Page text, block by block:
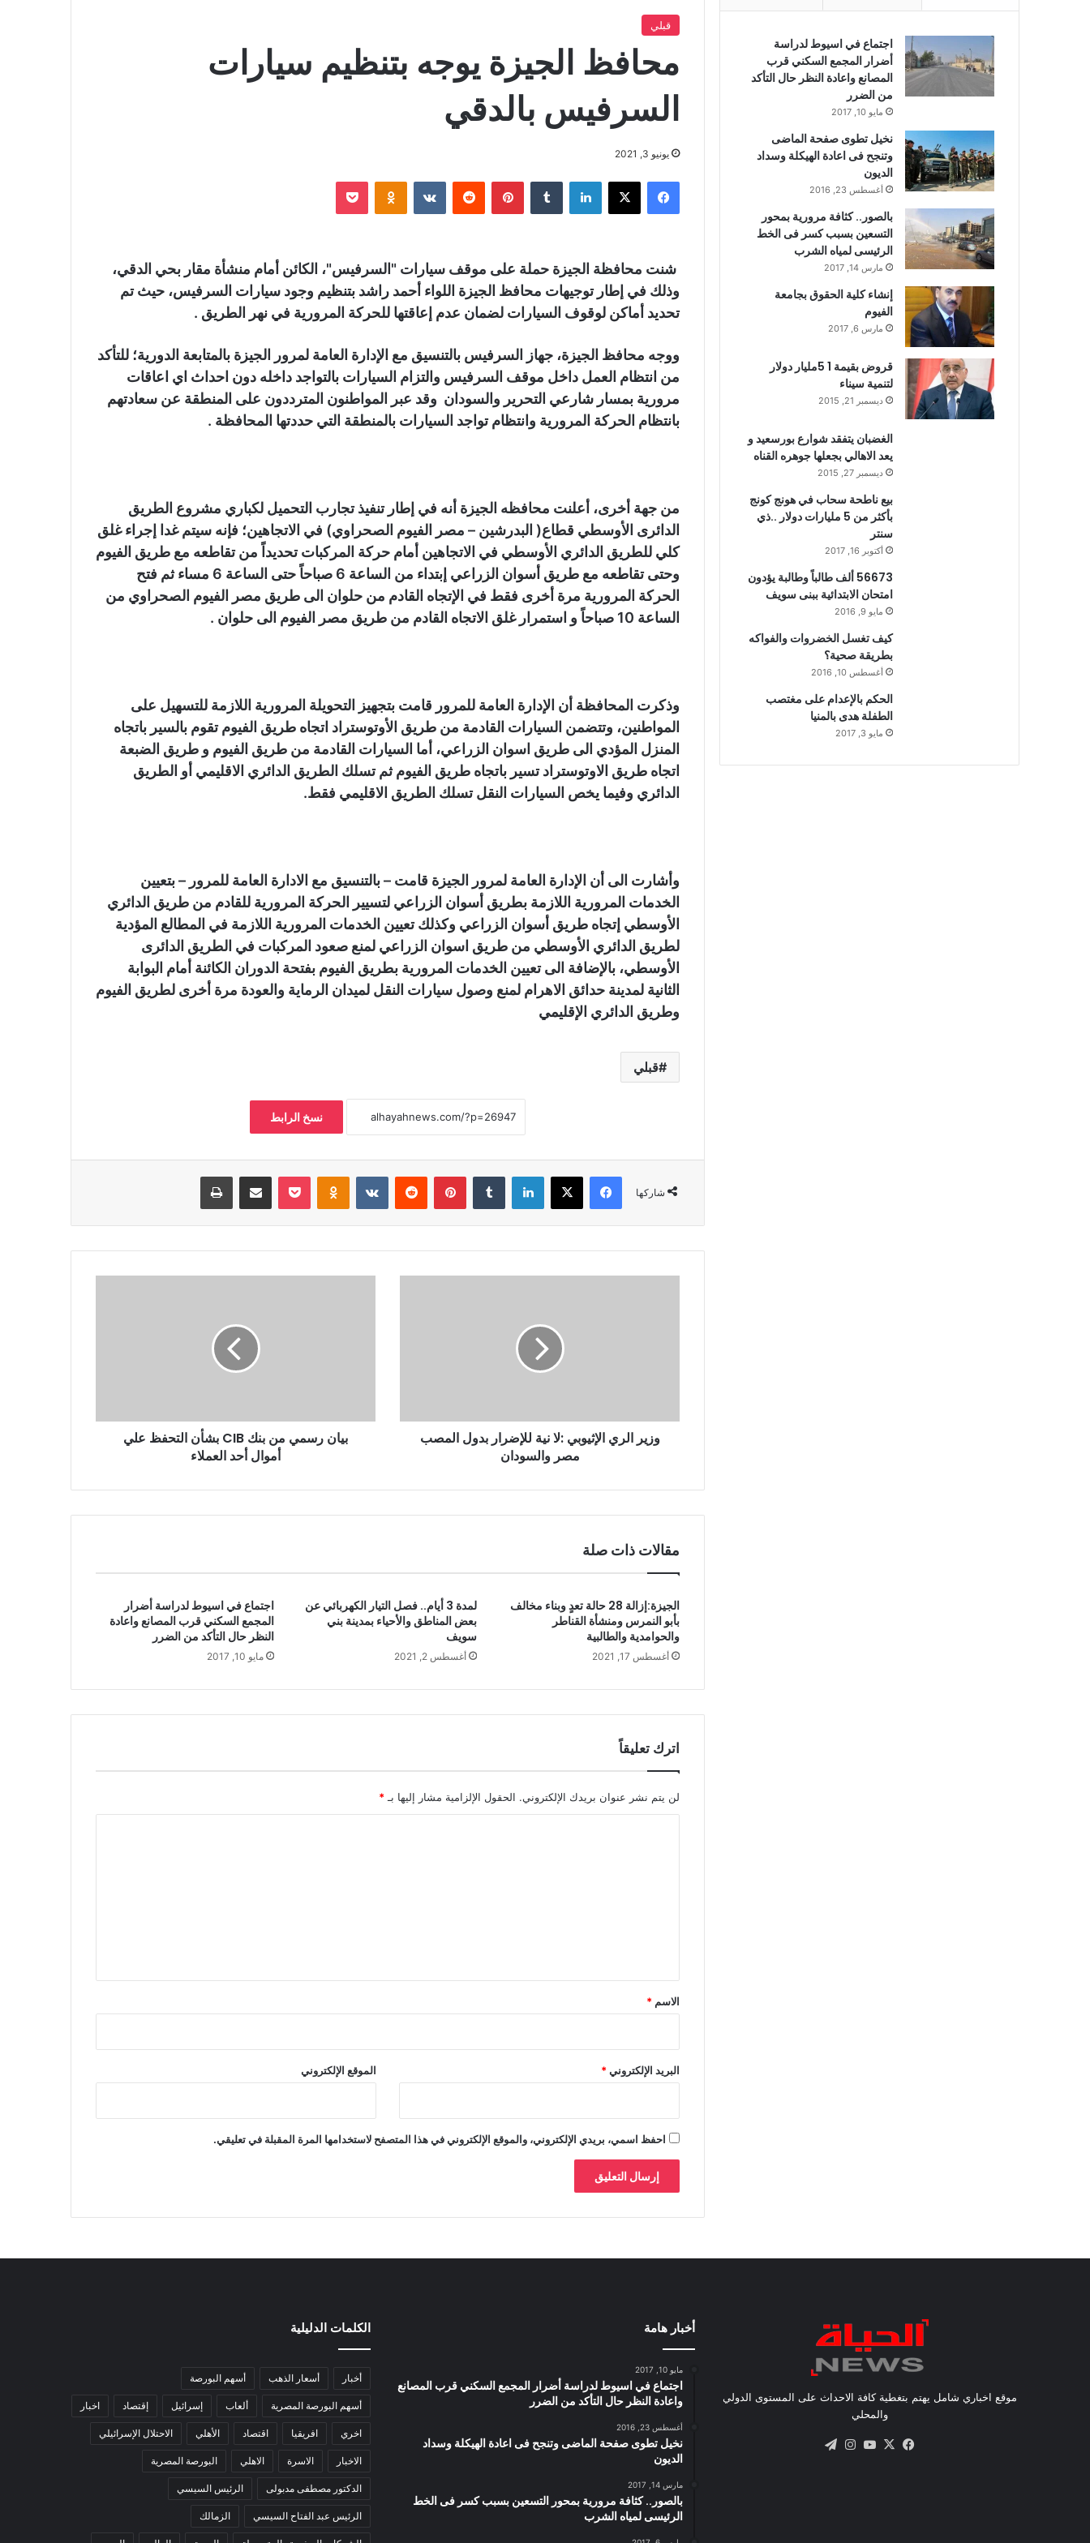
قبلي
محافظ الجيزة يوجه بتنظيم سيارات
السرفيس بالدقي
يونيو 3, 2021
فيسبوك لينكدإن بينتيريست
شنت محافظة الجيزة حملة على موقف سيارات "السرفيس"، الكائن أمام منشأة مقار بحي الدقي،
وذلك في إطار توجيهات محافظ الجيزة اللواء أحمد راشد بتنظيم وجود سيارات السرفيس، حيث تم
تحديد أماكن لوقوف السيارات لضمان عدم إعاقتها للحركة المرورية في نهر الطريق .
ووجه محافظ الجيزة، جهاز السرفيس بالتنسيق مع الإدارة العامة لمرور الجيزة بالمتابعة الدورية؛ للتأكد
من انتظام العمل داخل موقف السرفيس والتزام السيارات بالتواجد داخله دون احداث اي اعاقات
مرورية بمسار شارعي التحرير والسودان وقد عبر المواطنون المترددون على المنطقة عن سعادتهم
بانتظام الحركة المرورية وانتظام تواجد السيارات بالمنطقة التي حددتها المحافظة .
من جهة أخرى، أعلنت محافظه الجيزة أنه في إطار تنفيذ تجارب التحميل لكباري مشروع الطريق
الدائرى الأوسطي قطاع( البدرشين – مصر الفيوم الصحراوي) في الاتجاهين؛ فإنه سيتم غدا إجراء غلق
كلي للطريق الدائري الأوسطي في الاتجاهين أمام حركة المركبات تحديداً من تقاطعه مع طريق الفيوم
وحتى تقاطعه مع طريق أسوان الزراعي إبتداء من الساعة 6 صباحاً حتى الساعة 6 مساء ثم فتح
الحركة المرورية مرة أخرى فقط في الإتجاه القادم من حلوان الى طريق مصر الفيوم الصحراوي من
الساعة 10 صباحاً و استمرار غلق الاتجاه القادم من طريق مصر الفيوم الى حلوان .
وذكرت المحافظة أن الإدارة العامة للمرور قامت بتجهيز التحويلة المرورية اللازمة للتسهيل على
المواطنين، وتتضمن السيارات القادمة من طريق الأوتوستراد اتجاه طريق الفيوم تقوم بالسير باتجاه
المنزل المؤدي الى طريق اسوان الزراعي، أما السيارات القادمة من طريق الفيوم و طريق الضبعة
اتجاه طريق الاوتوستراد تسير باتجاه طريق الفيوم ثم تسلك الطريق الدائري الاقليمي أو الطريق
الدائري وفيما يخص السيارات النقل تسلك الطريق الاقليمي فقط.
وأشارت الى أن الإدارة العامة لمرور الجيزة قامت – بالتنسيق مع الادارة العامة للمرور – بتعيين
الخدمات المرورية اللازمة بطريق أسوان الزراعي لتسيير الحركة المرورية للقادم من طريق الدائري
الأوسطي إتجاه طريق أسوان الزراعي وكذلك تعيين الخدمات المرورية اللازمة في المطالع المؤدية
لطريق الدائري الأوسطي من طريق اسوان الزراعي لمنع صعود المركبات في الطريق الدائرى
الأوسطي، بالإضافة الى تعيين الخدمات المرورية بطريق الفيوم بفتحة الدوران الكائنة أمام البوابة
الثانية لمدينة حدائق الاهرام لمنع وصول سيارات النقل لميدان الرماية والعودة مرة أخرى لطريق الفيوم
وطريق الدائري الإقليمي
قبلي
نسخ الرابط
شاركها
فيسبوك لينكدإن بينتيريست بوكيت
وزير الري الإثيوبي :لا نية للإضرار بدول المصب
مصر والسودان
بيان رسمي من بنك CIB بشأن التحفظ علي
أموال أحد العملاء
مقالات ذات صلة
الجيزة:إزالة 28 حالة تعدٍ وبناء مخالف
بأبو النمرس ومنشأة القناطر
والحوامدية والطالبية
أغسطس 17, 2021
لمدة 3 أيام.. فصل التيار الكهربائي عن
بعض المناطق والأحياء بمدينة بني
سويف
أغسطس 2, 2021
اجتماع في اسيوط لدراسة أضرار
المجمع السكني قرب المصانع واعادة
النظر حال التأكد من الضرر
مايو 10, 2017
اترك تعليقاً
لن يتم نشر عنوان بريدك الإلكتروني. الحقول الإلزامية مشار إليها بـ *
*
الاسم *
البريد الإلكتروني* الموقع الإلكتروني
احفظ اسمي، بريدي الإلكتروني، والموقع الإلكتروني في هذا المتصفح لاستخدامها المرة المقبلة في تعليقي.
اجتماع في اسيوط لدراسة
أضرار المجمع السكني قرب
المصانع واعادة النظر حال التأكد
من الضرر
مايو 10, 2017
نخيل تطوى صفحة الماضى
وتنجح فى اعادة الهيكلة وسداد
الديون
أغسطس 23, 2016
بالصور.. كثافة مرورية بمحور
التسعين بسبب كسر فى الخط
الرئيسى لمياه الشرب
مارس 14, 2017
إنشاء كلية الحقوق بجامعة
الفيوم
مارس 6, 2017
قروض بقيمة 1 5مليار دولار
لتنمية سيناء
ديسمبر 21, 2015
الغضبان يتفقد شوارع بورسعيد و
يعد الاهالي بجعلها جوهره القناه
ديسمبر 27, 2015
بيع ناطحة سحاب في هونج كونج
بأكثر من 5 مليارات دولار ..ذي
سنتر
أكتوبر 16, 2017
56673 ألف طالباً وطالبة يؤدون
امتحان الابتدائية ببنى سويف
مايو 9, 2016
كيف تغسل الخضروات والفواكه
بطريقة صحية؟
أغسطس 10, 2016
الحكم بالإعدام على مغتصب
الطفلة هدى بالمنيا
مايو 3, 2017
موقع اخباري شامل يهتم بتغطية كافة الاحداث على المستوى الدولي
والمحلي
فيسبوك
X يوتيوبانستقرام
أخبار هامة
مايو 10, 2017
اجتماع في اسيوط لدراسة أضرار المجمع السكني قرب المصانع
واعادة النظر حال التأكد من الضرر
أغسطس 23, 2016
نخيل تطوى صفحة الماضى وتنجح فى اعادة الهيكلة وسداد
الديون
مارس 14, 2017
بالصور.. كثافة مرورية بمحور التسعين بسبب كسر فى الخط
الرئيسى لمياه الشرب
الكلمات الدليلية
أخبار أسعار الذهب أسهم البورصة
أسهم البورصة المصرية ألعاب إسرائيل إقتصاد اخبار
اخري افريقيا اقتصاد الأهلي الاحتلال الإسرائيلي
الاخبار الاسرة الاهلي البورصة المصرية
الدكتور مصطفى مدبولى الرئيس السيسي
الرئيس عبد الفتاح السيسي الزمالك